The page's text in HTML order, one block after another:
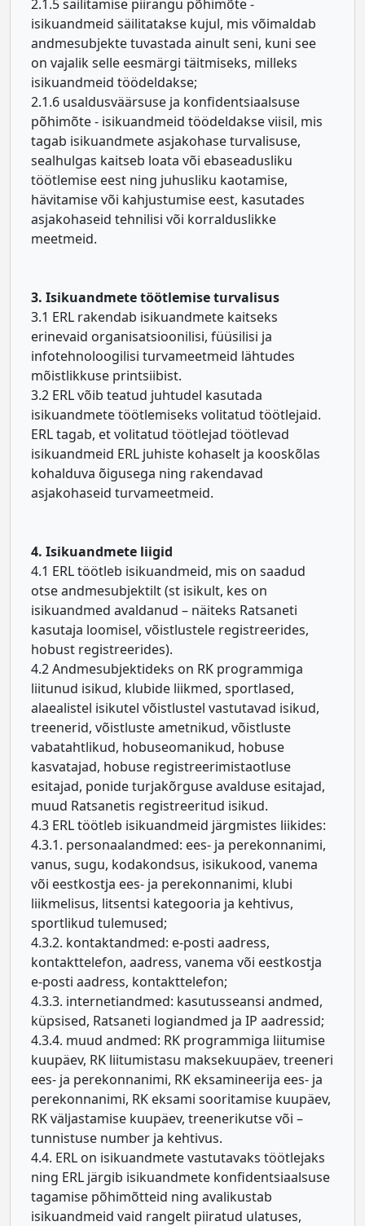
2.1.5 säilitamise piirangu põhimõte -
isikuandmeid säilitatakse kujul, mis võimaldab
andmesubjekte tuvastada ainult seni, kuni see
on vajalik selle eesmärgi täitmiseks, milleks
isikuandmeid töödeldakse;
2.1.6 usaldusväärsuse ja konfidentsiaalsuse
põhimõte - isikuandmeid töödeldakse viisil, mis
tagab isikuandmete asjakohase turvalisuse,
sealhulgas kaitseb loata või ebaseadusliku
töötlemise eest ning juhusliku kaotamise,
hävitamise või kahjustumise eest, kasutades
asjakohaseid tehnilisi või korralduslikke
meetmeid.
3. Isikuandmete töötlemise turvalisus
3.1 ERL rakendab isikuandmete kaitseks
erinevaid organisatsioonilisi, füüsilisi ja
infotehnoloogilisi turvameetmeid lähtudes
mõistlikkuse printsiibist.
3.2 ERL võib teatud juhtudel kasutada
isikuandmete töötlemiseks volitatud töötlejaid.
ERL tagab, et volitatud töötlejad töötlevad
isikuandmeid ERL juhiste kohaselt ja kooskõlas
kohalduva õigusega ning rakendavad
asjakohaseid turvameetmeid.
4. Isikuandmete liigid
4.1 ERL töötleb isikuandmeid, mis on saadud
otse andmesubjektilt (st isikult, kes on
isikuandmed avaldanud – näiteks Ratsaneti
kasutaja loomisel, võistlustele registreerides,
hobust registreerides).
4.2 Andmesubjektideks on RK programmiga
liitunud isikud, klubide liikmed, sportlased,
alaealistel isikutel võistlustel vastutavad isikud,
treenerid, võistluste ametnikud, võistluste
vabatahtlikud, hobuseomanikud, hobuse
kasvatajad, hobuse registreerimistaotluse
esitajad, ponide turjakõrguse avalduse esitajad,
muud Ratsanetis registreeritud isikud.
4.3 ERL töötleb isikuandmeid järgmistes liikides:
4.3.1. personaalandmed: ees- ja perekonnanimi,
vanus, sugu, kodakondsus, isikukood, vanema
või eestkostja ees- ja perekonnanimi, klubi
liikmelisus, litsentsi kategooria ja kehtivus,
sportlikud tulemused;
4.3.2. kontaktandmed: e-posti aadress,
kontakttelefon, aadress, vanema või eestkostja
e-posti aadress, kontakttelefon;
4.3.3. internetiandmed: kasutusseansi andmed,
küpsised, Ratsaneti logiandmed ja IP aadressid;
4.3.4. muud andmed: RK programmiga liitumise
kuupäev, RK liitumistasu maksekuupäev, treeneri
ees- ja perekonnanimi, RK eksamineerija ees- ja
perekonnanimi, RK eksami sooritamise kuupäev,
RK väljastamise kuupäev, treenerikutse või –
tunnistuse number ja kehtivus.
4.4. ERL on isikuandmete vastutavaks töötlejaks
ning ERL järgib isikuandmete konfidentsiaalsuse
tagamise põhimõtteid ning avalikustab
isikuandmeid vaid rangelt piiratud ulatuses,